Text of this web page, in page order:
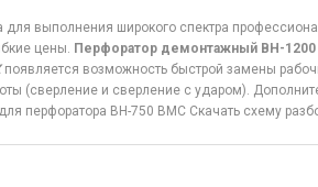
выполнения широкого спектра
цены. Перфоратор демонтажный BH-1200
появляется возможность быстрой замены
(сверление и сверление с ударом).
перфоратора BH-750 BMC Скачать схему